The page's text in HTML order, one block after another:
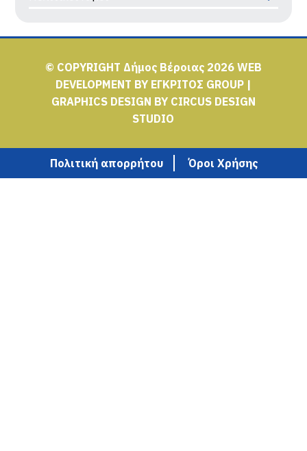
© COPYRIGHT Δήμος Βέροιας 2026 WEB
DEVELOPMENT BY ΕΓΚΡΙΤΟΣ GROUP|
GRAPHICS DESIGN BY CIRCUS DESIGN
STUDIO
Πολιτική απορρήτου Όροι Χρήσης